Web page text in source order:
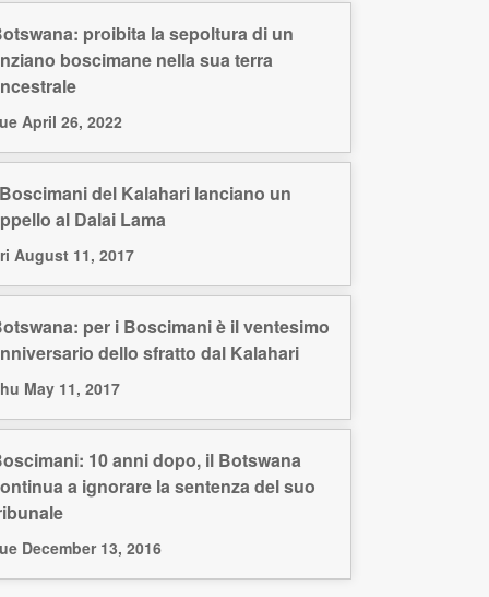
proibita la sepoltura di un
boscimane nella sua terra
April 26, 2022
del Kalahari lanciano un
al Dalai Lama
August 11, 2017
per i Boscimani è il ventesimo
dello sfratto dal Kalahari
May 11, 2017
10 anni dopo, il Botswana
a ignorare la sentenza del suo
December 13, 2016